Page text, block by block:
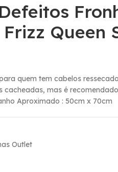
Queen
quem tem cabelos
cacheadas, mas é
Aproximado : 50cm x 70cm
Outlet